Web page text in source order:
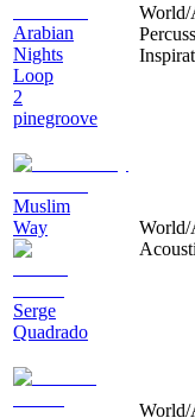
Arabian
Nights
Loop
2
pinegroove
World/
Muslim
Way
Serge
Quadrado
World/
World/